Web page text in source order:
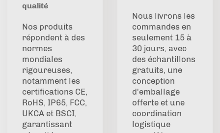
qualité
Nos produits
répondent à des
normes
mondiales
rigoureuses,
notamment les
certifications CE,
RoHS, IP65, FCC,
UKCA et BSCI,
garantissant
Nous livrons les
commandes en
seulement 15 à
30 jours, avec
des échantillons
gratuits, une
conception
d'emballage
offerte et une
coordination
logistique